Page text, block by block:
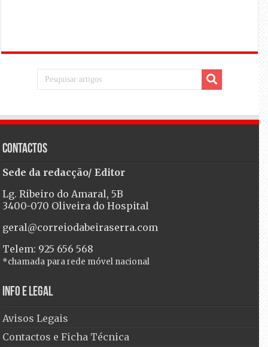
Contactos
Sede da redacção/ Editor
Lg. Ribeiro do Amaral, 5B
3400-070 Oliveira do Hospital
geral@correiodabeiraserra.com
Telem: 925 656 568
*chamada para rede móvel nacional
Info e Legal
Avisos Legais
Contactos e Ficha Técnica